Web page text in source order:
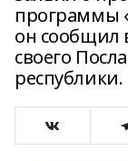
программы
он сообщил
своего
республики.